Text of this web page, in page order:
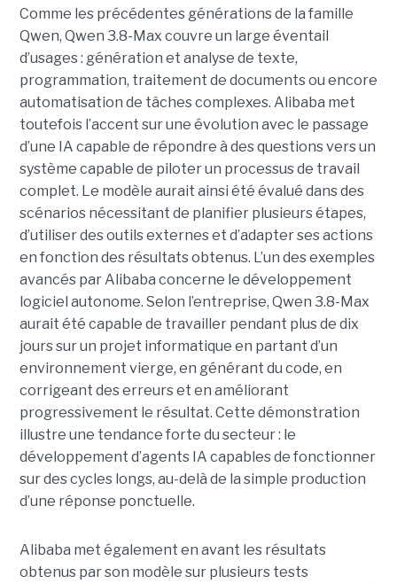
Comme les précédentes générations de la famille
Qwen, Qwen 3.8-Max couvre un large éventail
d’usages : génération et analyse de texte,
programmation, traitement de documents ou encore
automatisation de tâches complexes. Alibaba met
toutefois l’accent sur une évolution avec le passage
d’une IA capable de répondre à des questions vers un
système capable de piloter un processus de travail
complet. Le modèle aurait ainsi été évalué dans des
scénarios nécessitant de planifier plusieurs étapes,
d’utiliser des outils externes et d’adapter ses actions
en fonction des résultats obtenus. L’un des exemples
avancés par Alibaba concerne le développement
logiciel autonome. Selon l’entreprise, Qwen 3.8-Max
aurait été capable de travailler pendant plus de dix
jours sur un projet informatique en partant d’un
environnement vierge, en générant du code, en
corrigeant des erreurs et en améliorant
progressivement le résultat. Cette démonstration
illustre une tendance forte du secteur : le
développement d’agents IA capables de fonctionner
sur des cycles longs, au-delà de la simple production
d’une réponse ponctuelle.
Alibaba met également en avant les résultats
obtenus par son modèle sur plusieurs tests